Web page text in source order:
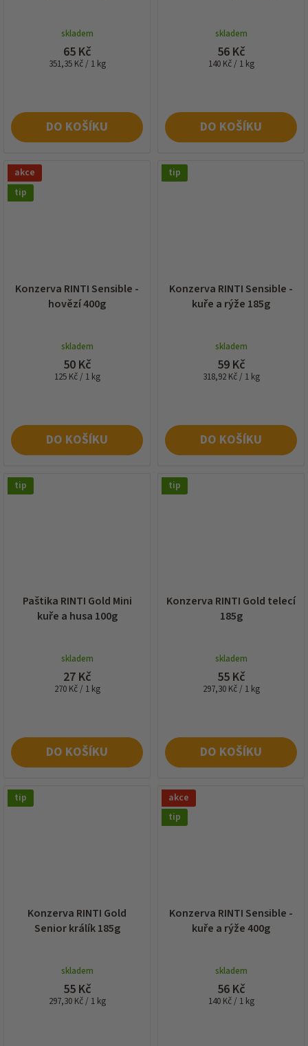
skladem
65 Kč
Měrná
351,35 Kč / 1 kg
DO KOŠÍKU
skladem
56 Kč
Měrná
140 Kč / 1 kg
DO KOŠÍKU
akce
tip
Konzerva RINTI Sensible -
hovězí 400g
skladem
50 Kč
Měrná
125 Kč / 1 kg
DO KOŠÍKU
tip
Konzerva RINTI Sensible -
kuře a rýže 185g
skladem
59 Kč
Měrná
318,92 Kč / 1 kg
DO KOŠÍKU
tip
Paštika RINTI Gold Mini
kuře a husa 100g
skladem
27 Kč
Měrná
270 Kč / 1 kg
DO KOŠÍKU
tip
Konzerva RINTI Gold telecí
185g
skladem
55 Kč
Měrná
297,30 Kč / 1 kg
DO KOŠÍKU
tip
Konzerva RINTI Gold
Senior králík 185g
skladem
55 Kč
Měrná
297,30 Kč / 1 kg
akce
tip
Konzerva RINTI Sensible -
kuře a rýže 400g
skladem
56 Kč
Měrná
140 Kč / 1 kg